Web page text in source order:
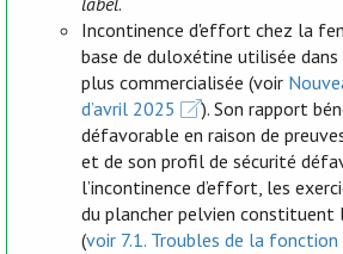
Incontinence d'effort chez la
base de duloxétine utilisée
plus commercialisée (voir
d’avril 2025
). Son rapport
défavorable en raison de
et de son profil de sécurité
l’incontinence d’effort, les
du plancher pelvien
(voir 7.1. Troubles de la fonction